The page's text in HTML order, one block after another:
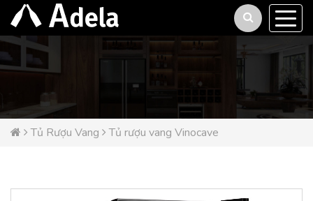
Tủ Rượu Vang Tủ rượu vang Vinocave